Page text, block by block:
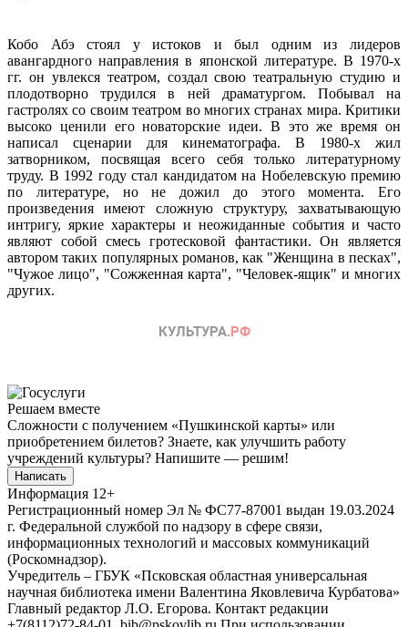
Кобо Абэ стоял у истоков и был одним из лидеров
авангардного направления в японской литературе. В 1970-х
гг. он увлекся театром, создал свою театральную студию и
плодотворно трудился в ней драматургом. Побывал на
гастролях со своим театром во многих странах мира. Критики
высоко ценили его новаторские идеи. В это же время он
написал сценарии для кинематографа. В 1980-х жил
затворником, посвящая всего себя только литературному
труду. В 1992 году стал кандидатом на Нобелевскую премию
по литературе, но не дожил до этого момента. Его
произведения имеют сложную структуру, захватывающую
интригу, яркие характеры и неожиданные события и часто
являют собой смесь гротесковой фантастики. Он является
автором таких популярных романов, как "Женщина в песках",
"Чужое лицо", "Сожженная карта", "Человек-ящик" и многих
других.
Решаем вместе
Сложности с получением «Пушкинской карты» или
приобретением билетов? Знаете, как улучшить работу
учреждений культуры? Напишите — решим!
Написать
Информация 12+
Регистрационный номер Эл № ФС77-87001 выдан 19.03.2024
г. Федеральной службой по надзору в сфере связи,
информационных технологий и массовых коммуникаций
(Роскомнадзор).
Учредитель – ГБУК «Псковская областная универсальная
научная библиотека имени Валентина Яковлевича Курбатова»
Главный редактор Л.О. Егорова. Контакт редакции